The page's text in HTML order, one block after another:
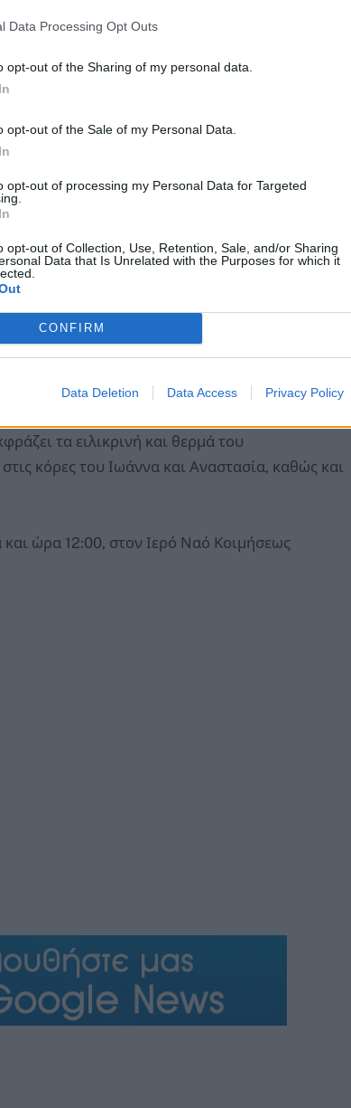
Data Processing Opt Outs
opt-out of the Sharing of my personal data.
opt-out of the Sale of my Personal Data.
opt-out of processing my Personal Data for Targeted
opt-out of Collection, Use, Retention, Sale, and/or Sharing
Data that Is Unrelated with the Purposes for which it
CONFIRM
Data Deletion Data Access Privacy Policy
αποχαιρετούν με βαθιά θλίψη και
που συνέδεσε τη ζωή του με την
από το 2002 έως το 2010, αφήνοντας το δικό
και αίσθημα ευθύνης. Παράλληλα, ως
την εκπαίδευση και τη μετάδοση της
του Εξωραϊστικού Συλλόγου Αφιδνών,
και στην ενίσχυση της κοινωνικής
«έφυγε» τα ξημερώματα της Κυριακής 4
αποτελούν παρακαταθήκη για τον τόπο και
τα ειλικρινή και θερμά του
κόρες του Ιωάννα και Αναστασία, καθώς και
και ώρα 12:00, στον Ιερό Ναό Κοιμήσεως